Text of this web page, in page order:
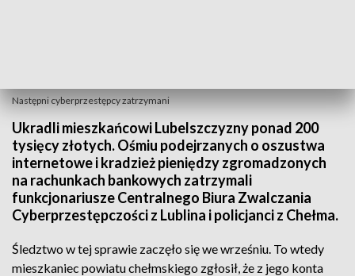
Następni cyberprzestępcy zatrzymani
Ukradli mieszkańcowi Lubelszczyzny ponad 200
tysięcy złotych. Ośmiu podejrzanych o oszustwa
internetowe i kradzież pieniędzy zgromadzonych
na rachunkach bankowych zatrzymali
funkcjonariusze Centralnego Biura Zwalczania
Cyberprzestępczości z Lublina i policjanci z Chełma.
Śledztwo w tej sprawie zaczęło się we wrześniu. To wtedy
mieszkaniec powiatu chełmskiego zgłosił, że z jego konta